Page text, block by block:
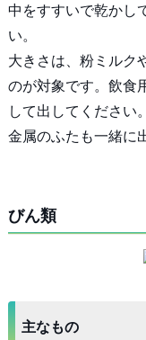
中をすすいで乾かし
い。
大きさは、粉ミルク
のが対象です。飲食
して出してください。
金属のふたも一緒に
びん類
主なもの